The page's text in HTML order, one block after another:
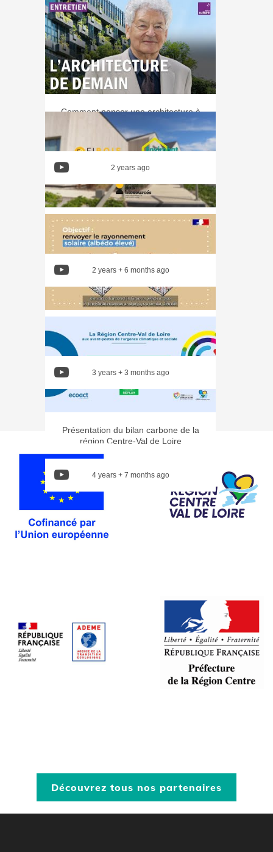
Comment penser une architecture à
la fois esthétique, écologique et
inclusive ?
2 years ago
Présentation du Pacte bois-
biosourcés Centre Val de Loire
2 years + 6 months ago
pour rafraîchir les villes.
3 years + 3 months ago
Présentation du bilan carbone de la
région Centre-Val de Loire
4 years + 7 months ago
Découvrez tous nos partenaires